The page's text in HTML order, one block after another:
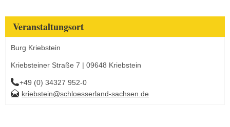
Veranstaltungsort
Burg Kriebstein
Kriebsteiner Straße 7 | 09648 Kriebstein
+49 (0) 34327 952-0
kriebstein@schloesserland-sachsen.de